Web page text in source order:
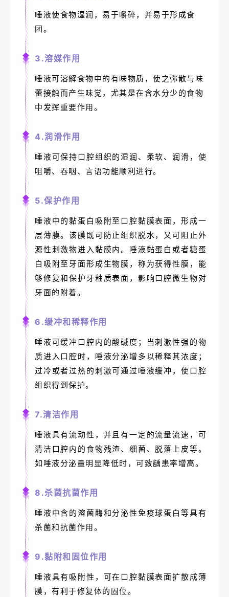
唾液使食物湿润，易于嚼碎，并易于形成食
团。
3.溶媒作用
唾液可溶解食物中的有味物质，使之弥散与味
蕾接触而产生味觉，尤其是在含水分少的食物
中发挥重要作用。
4.润滑作用
唾液可保持口腔组织的湿润、柔软、润滑，使
咀嚼、吞咽、言语功能顺利进行。
5.保护作用
唾液中的黏蛋白吸附至口腔黏膜表面，形成一
层薄膜。该膜既可防止组织脱水，又可阻止外
源性刺激物进入黏膜内。唾液黏蛋白或者糖蛋
白吸附至牙面形成生物膜，称为获得性膜，能
够修复和保护牙釉质表面，影响口腔微生物对
牙面的附着。
6.缓冲和稀释作用
唾液可缓冲口腔内的酸碱度；当刺激性强的物
质进入口腔时，唾液分泌增多以稀释其浓度；
过冷或者过热的刺激可通过唾液缓冲，使口腔
组织得到保护。
7.清洁作用
唾液具有流动性，并且有一定的流量流速，可
清洁口腔内的食物残渣、细菌、脱落上皮等。
如唾液分泌量明显降低时，可致龋患率增高。
8.杀菌抗菌作用
唾液中含的溶菌酶和分泌性免疫球蛋白等具有
杀菌和抗菌作用。
9.黏附和固位作用
唾液具有吸附性，可在口腔黏膜表面扩散成薄
膜，有利于修复体的固位。